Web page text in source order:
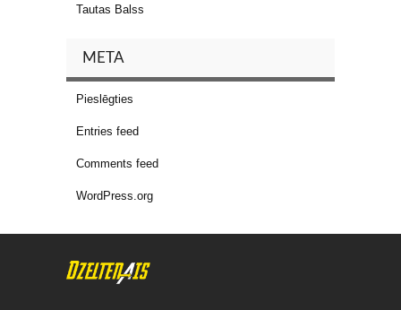
Tautas Balss
META
Pieslēgties
Entries feed
Comments feed
WordPress.org